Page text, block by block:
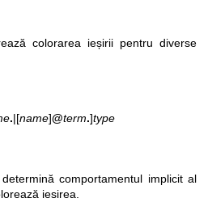
colorarea ieșirii pentru diverse
.|[name]@term.]type
comportamentul implicit al
ieșirea.